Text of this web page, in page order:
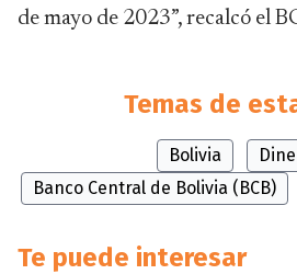
de mayo de 2023”, recalcó el
Temas de
Bolivia
Banco Central de Bolivia (BCB)
Te puede interesar